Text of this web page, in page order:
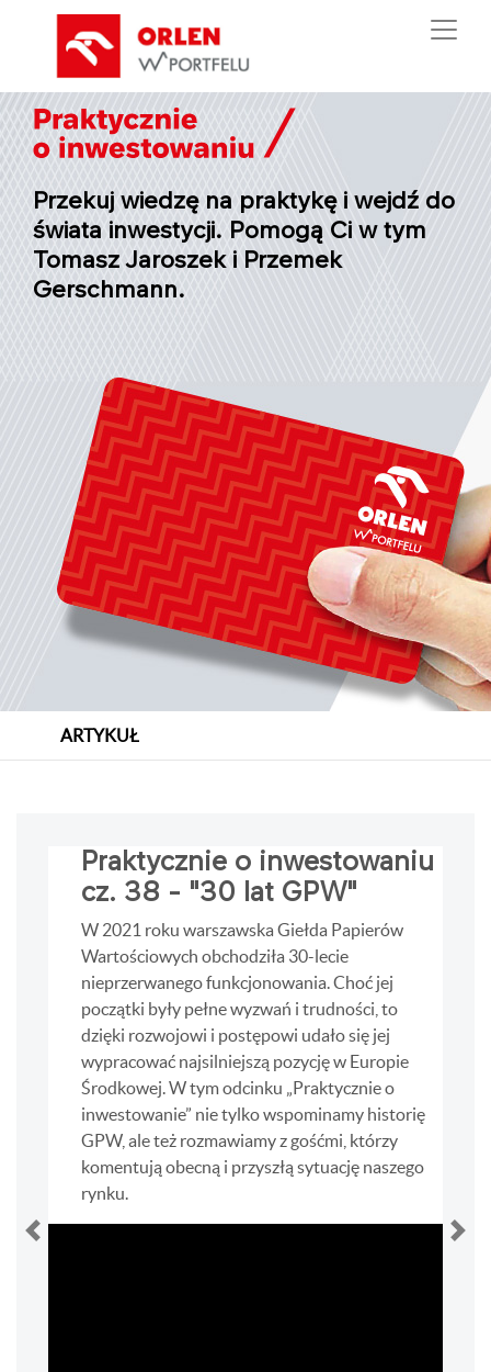
Przekuj wiedzę na praktykę i wejdź do
świata inwestycji. Pomogą Ci w tym
Tomasz Jaroszek i Przemek
Gerschmann.
ARTYKUŁ
Praktycznie o inwestowaniu
cz. 38 - "30 lat GPW"
W 2021 roku warszawska Giełda Papierów
Wartościowych obchodziła 30-lecie
nieprzerwanego funkcjonowania. Choć jej
początki były pełne wyzwań i trudności, to
dzięki rozwojowi i postępowi udało się jej
wypracować najsilniejszą pozycję w Europie
Środkowej. W tym odcinku „Praktycznie o
inwestowanie” nie tylko wspominamy historię
GPW, ale też rozmawiamy z gośćmi, którzy
komentują obecną i przyszłą sytuację naszego
rynku.